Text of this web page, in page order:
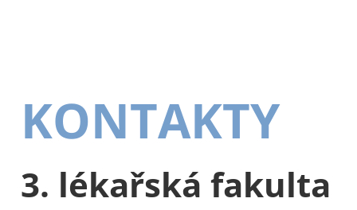
KONTAKTY
3. lékařská fakulta